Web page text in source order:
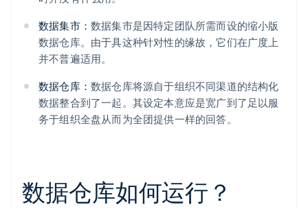
数据集市： 数据集市是因特定团队所需而设的缩小版
数据仓库。由于具这种针对性的缘故，它们在广度上
并不普遍适用。
数据仓库： 数据仓库将源自于组织不同渠道的结构化
数据整合到了一起。其设定本意应是宽广到了足以服
务于组织全盘从而为全团提供一样的回答。
数据仓库如何运行？